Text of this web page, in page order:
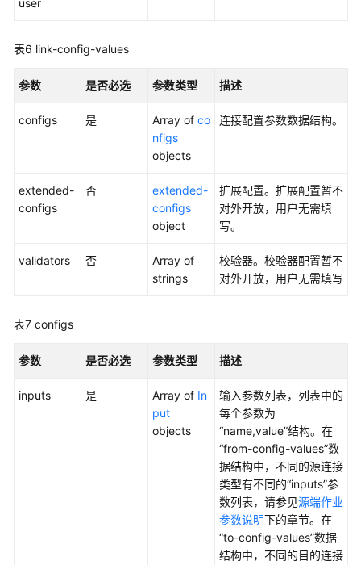
心
据
数
质
数
API
user
表6 link-config-values
参数 是否必选 参数类型 描述
configs 是 Array of co
nfigs
objects
连接配置参数数据结构。
extended-
configs
否
extended-
configs
object
扩展配置。扩展配置暂不
对外开放，用户无需填
写。
validators 否
Array of
strings
校验器。校验器配置暂不
对外开放，用户无需填写
表7 configs
参数 是否必选 参数类型 描述
inputs 是 Array of In
put
objects
输入参数列表，列表中的
每个参数为
“name,value”结构。在
“from-config-values”数
据结构中，不同的源连接
类型有不同的“inputs”参
数列表，请参见源端作业
参数说明下的章节。在
“to-config-values”数据
结构中，不同的目的连接